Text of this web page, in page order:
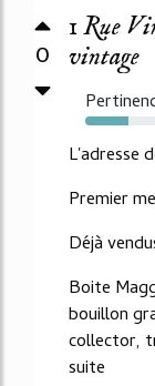
0
1 Rue
vintage
56%
L'adresse
Premier
Déjà
Boite
bouillon
collector,
suite